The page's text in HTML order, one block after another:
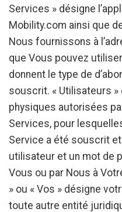
Services » désigne
Mobility.com ainsi que
Nous fournissons à
que Vous pouvez
donnent le type de
souscrit. « Utilisateurs
physiques autorisées
Services, pour
Service a été souscrit
utilisateur et un mot de
Vous ou par Nous à
» ou « Vos » désigne
toute autre entité